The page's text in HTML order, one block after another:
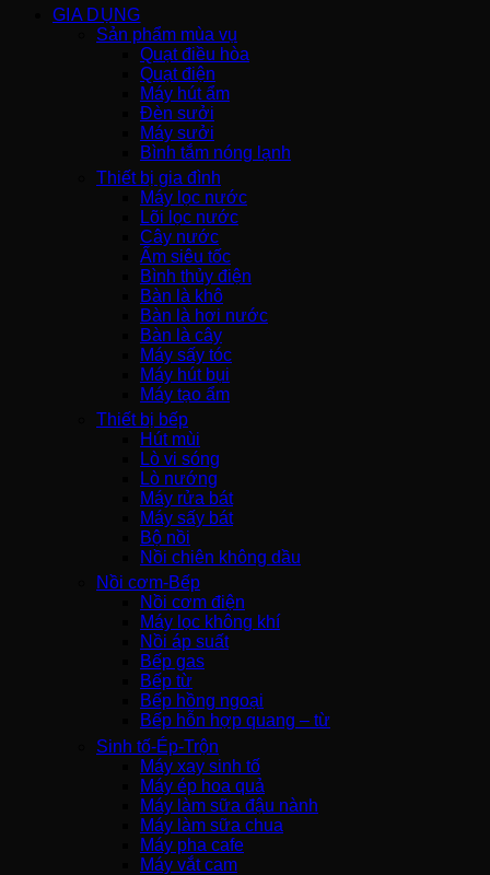
GIA DỤNG
Sản phẩm mùa vụ
Quạt điều hòa
Quạt điện
Máy hút ẩm
Đèn sưởi
Máy sưởi
Bình tắm nóng lạnh
Thiết bị gia đình
Máy lọc nước
Lõi lọc nước
Cây nước
Ấm siêu tốc
Bình thủy điện
Bàn là khô
Bàn là hơi nước
Bàn là cây
Máy sấy tóc
Máy hút bụi
Máy tạo ẩm
Thiết bị bếp
Hút mùi
Lò vi sóng
Lò nướng
Máy rửa bát
Máy sấy bát
Bộ nồi
Nồi chiên không dầu
Nồi cơm-Bếp
Nồi cơm điện
Máy lọc không khí
Nồi áp suất
Bếp gas
Bếp từ
Bếp hồng ngoại
Bếp hỗn hợp quang – từ
Sinh tố-Ép-Trộn
Máy xay sinh tố
Máy ép hoa quả
Máy làm sữa đậu nành
Máy làm sữa chua
Máy pha cafe
Máy vắt cam